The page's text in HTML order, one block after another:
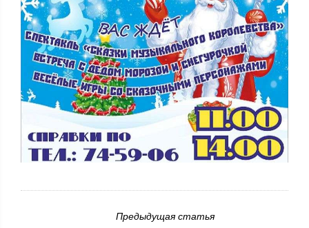
Предыдущая статья